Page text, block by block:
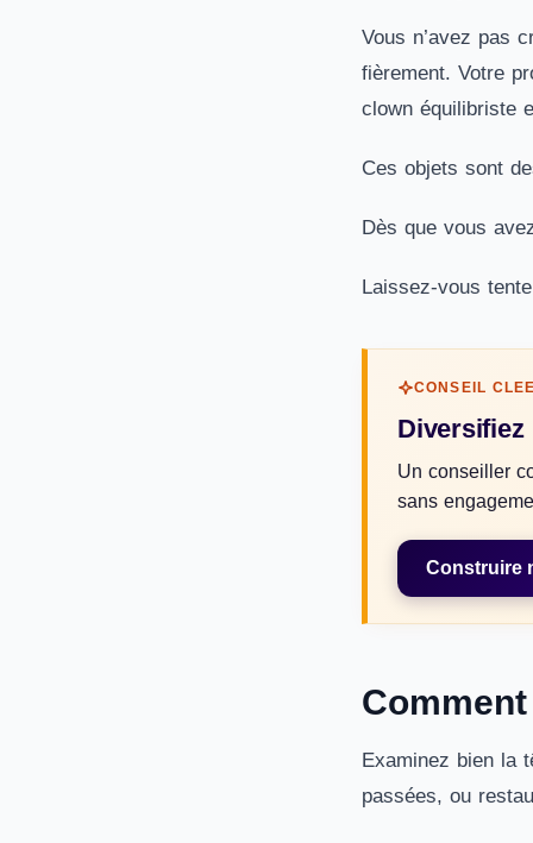
Vous n’avez pas
fièrement. Votre
clown équilibriste
Ces objets sont
Dès que vous
Laissez-vous
CONSEIL
Un conseiller
sans
Construire
Examinez bien la
passées, ou